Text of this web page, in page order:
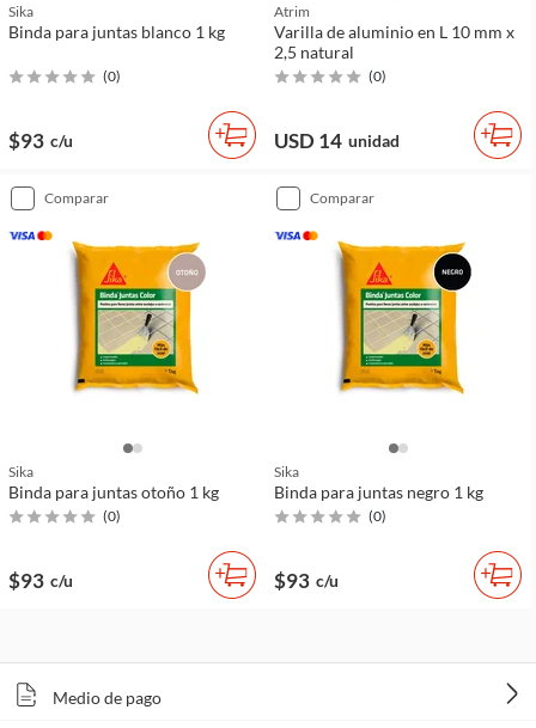
Sika
Binda para juntas blanco 1 kg
(0)
$93 c/u
Atrim
Varilla de aluminio en L 10 mm x
2,5 natural
(0)
USD 14 unidad
comparar
Sika
Binda para juntas otoño 1 kg
(0)
$93 c/u
comparar
Sika
Binda para juntas negro 1 kg
(0)
$93 c/u
Medio de pago